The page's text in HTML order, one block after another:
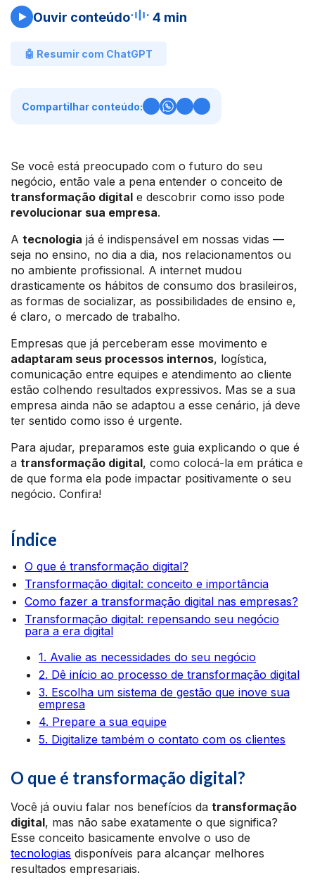
Ouvir conteúdo 4 min
🤖 Resumir com ChatGPT
Compartilhar conteúdo:
Se você está preocupado com o futuro do seu
negócio, então vale a pena entender o conceito de
transformação digital e descobrir como isso pode
revolucionar sua empresa.
A tecnologia já é indispensável em nossas vidas —
seja no ensino, no dia a dia, nos relacionamentos ou
no ambiente profissional. A internet mudou
drasticamente os hábitos de consumo dos brasileiros,
as formas de socializar, as possibilidades de ensino e,
é claro, o mercado de trabalho.
Empresas que já perceberam esse movimento e
adaptaram seus processos internos, logística,
comunicação entre equipes e atendimento ao cliente
estão colhendo resultados expressivos. Mas se a sua
empresa ainda não se adaptou a esse cenário, já deve
ter sentido como isso é urgente.
Para ajudar, preparamos este guia explicando o que é
a transformação digital, como colocá-la em prática e
de que forma ela pode impactar positivamente o seu
negócio. Confira!
Índice
O que é transformação digital?
Transformação digital: conceito e importância
Como fazer a transformação digital nas empresas?
Transformação digital: repensando seu negócio
para a era digital
1. Avalie as necessidades do seu negócio
2. Dê início ao processo de transformação digital
3. Escolha um sistema de gestão que inove sua
empresa
4. Prepare a sua equipe
5. Digitalize também o contato com os clientes
O que é transformação digital?
Você já ouviu falar nos benefícios da transformação
digital, mas não sabe exatamente o que significa?
Esse conceito basicamente envolve o uso de
tecnologias disponíveis para alcançar melhores
resultados empresariais.